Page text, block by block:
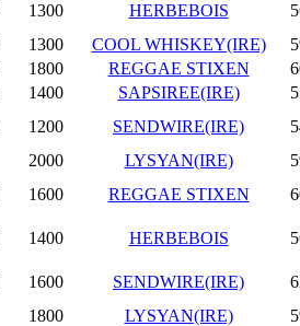
1300 HERBEBOIS
1300 COOL WHISKEY(IRE)
1800 REGGAE STIXEN
1400 SAPSIREE(IRE)
1200 SENDWIRE(IRE)
2000 LYSYAN(IRE)
1600 REGGAE STIXEN
1400 HERBEBOIS
1600 SENDWIRE(IRE)
1800 LYSYAN(IRE)